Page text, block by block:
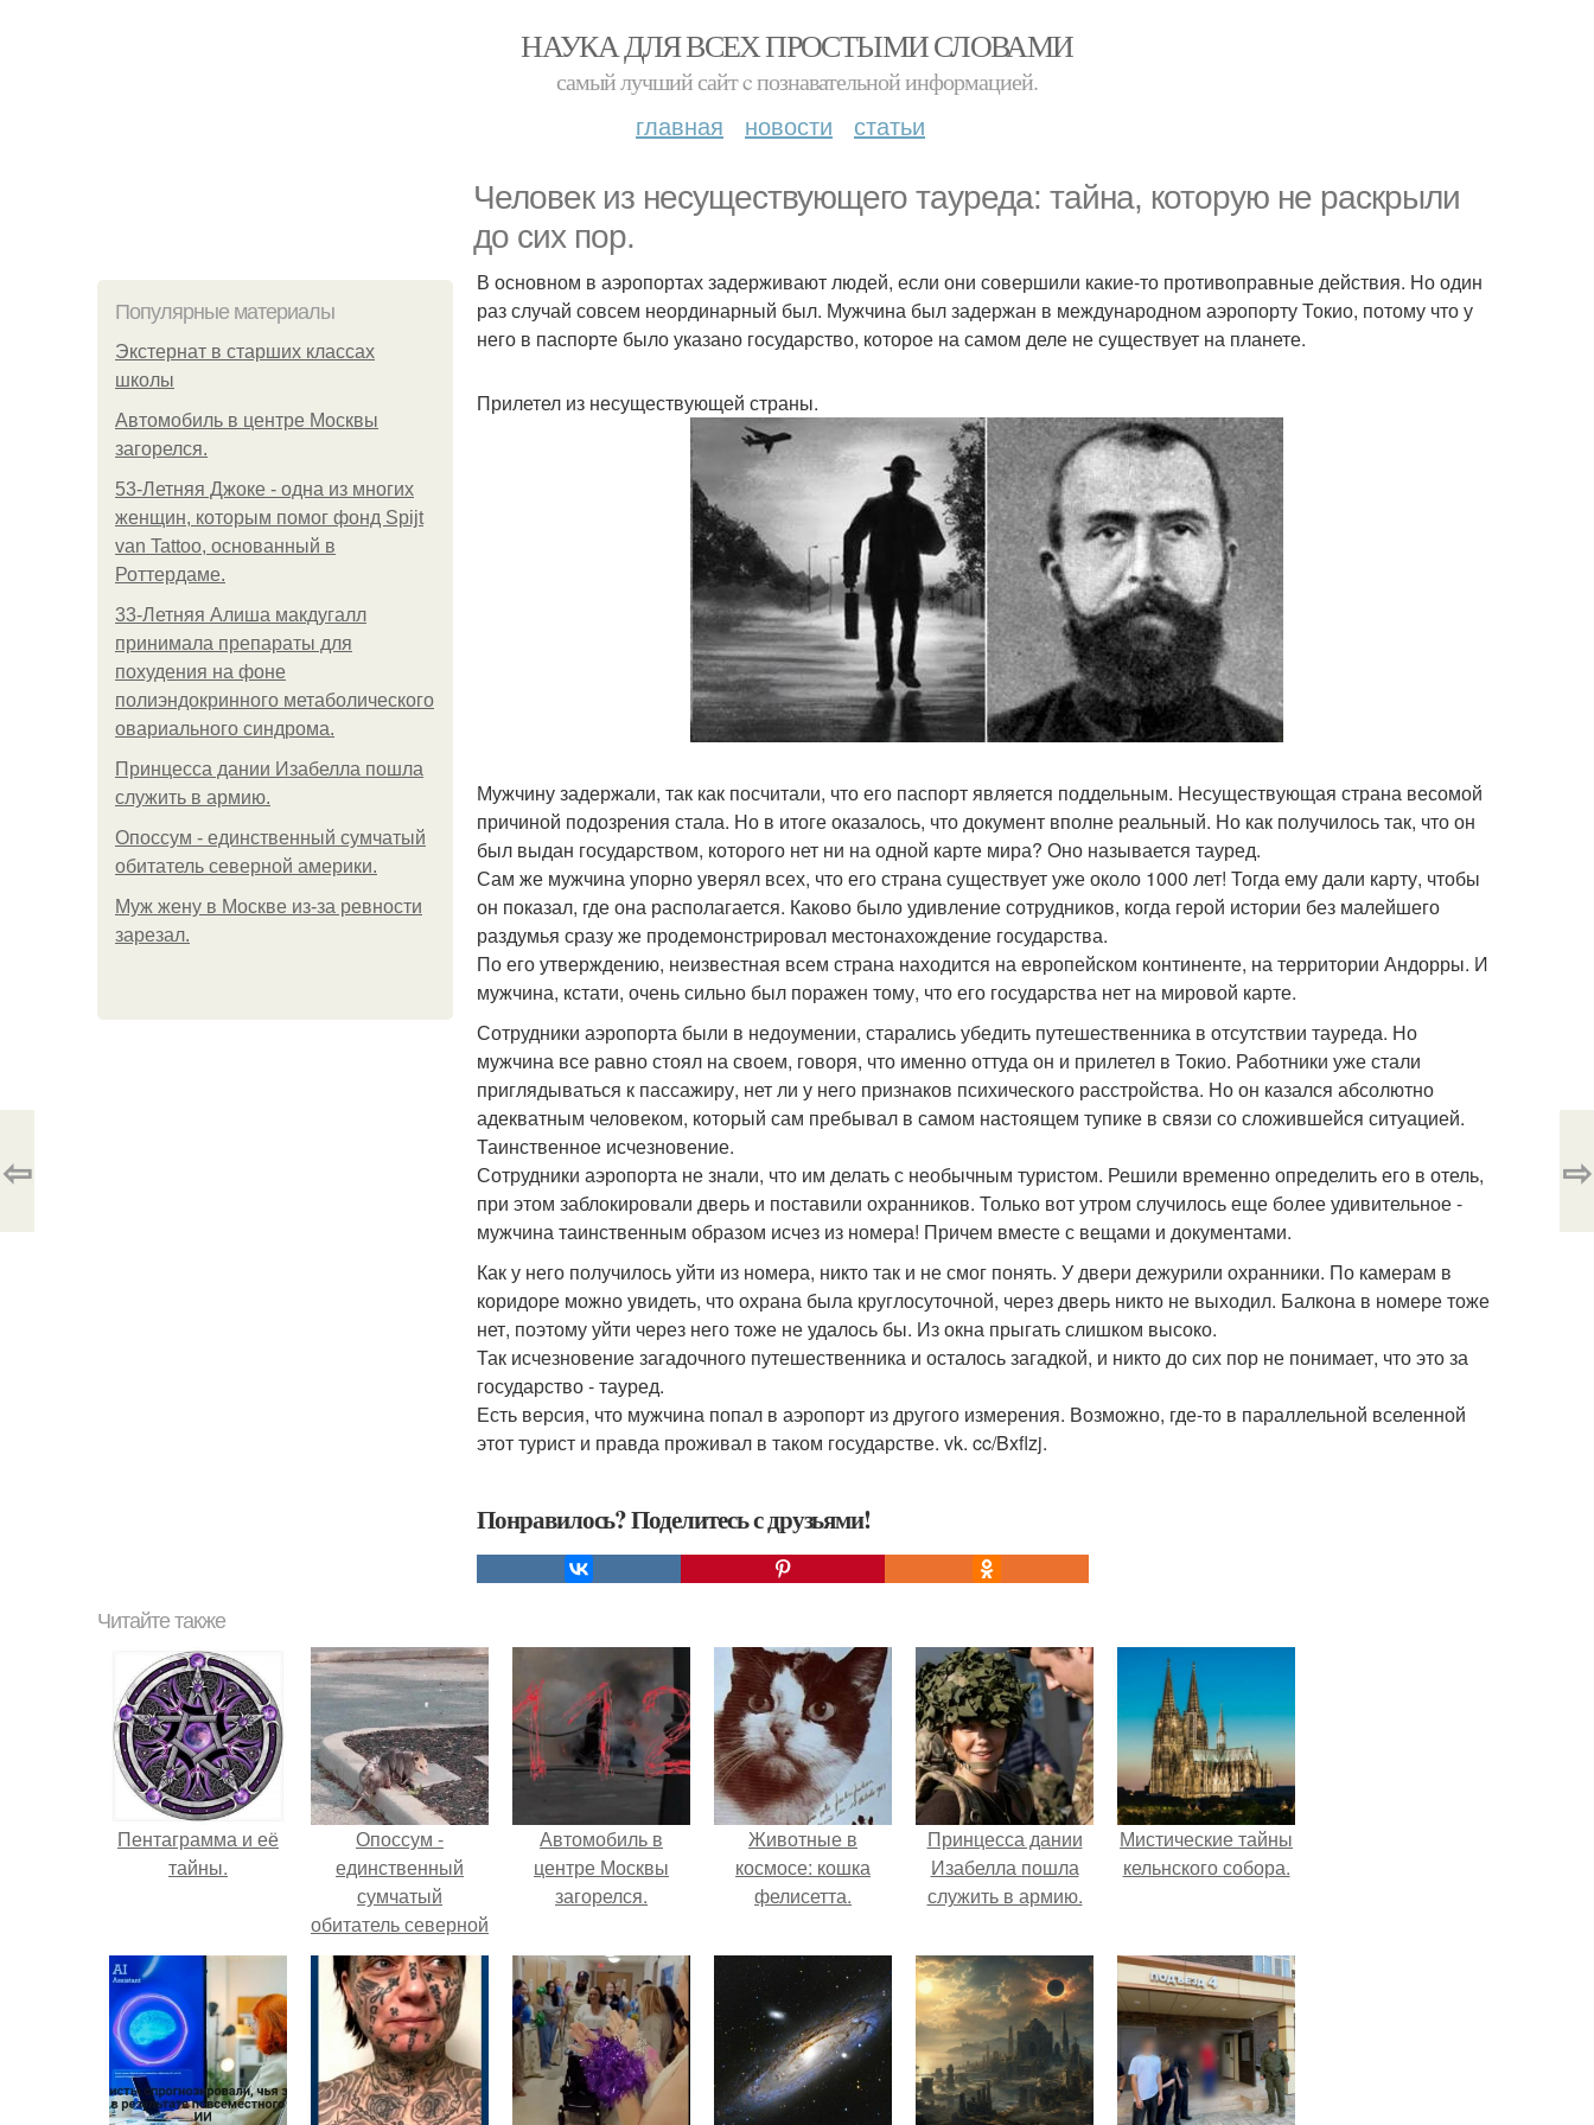
НАУКА ДЛЯ ВСЕХ ПРОСТЫМИ СЛОВАМИ
самый лучший сайт c познавательной информацией.
главная новости статьи
Человек из несуществующего тауреда: тайна, которую не раскрыли
до сих пор.
Популярные материалы
Экстернат в старших классах
школы
Автомобиль в центре Москвы
загорелся.
53-Летняя Джоке - одна из многих
женщин, которым помог фонд Spijt
van Tattoo, основанный в
Роттердаме.
33-Летняя Алиша макдугалл
принимала препараты для
похудения на фоне
полиэндокринного метаболического
овариального синдрома.
Принцесса дании Изабелла пошла
служить в армию.
Опоссум - единственный сумчатый
обитатель северной америки.
Mуж жену в Москве из-за ревности
зарезал.
В основном в аэропортах задерживают людей, если они совершили какие-то противоправные действия. Но один
раз случай совсем неординарный был. Мужчина был задержан в международном аэропорту Токио, потому что у
него в паспорте было указано государство, которое на самом деле не существует на планете.
Прилетел из несуществующей страны.
Мужчину задержали, так как посчитали, что его паспорт является поддельным. Несуществующая страна весомой
причиной подозрения стала. Но в итоге оказалось, что документ вполне реальный. Но как получилось так, что он
был выдан государством, которого нет ни на одной карте мира? Оно называется тауред.
Сам же мужчина упорно уверял всех, что его страна существует уже около 1000 лет! Тогда ему дали карту, чтобы
он показал, где она располагается. Каково было удивление сотрудников, когда герой истории без малейшего
раздумья сразу же продемонстрировал местонахождение государства.
По его утверждению, неизвестная всем страна находится на европейском континенте, на территории Андорры. И
мужчина, кстати, очень сильно был поражен тому, что его государства нет на мировой карте.
Сотрудники аэропорта были в недоумении, старались убедить путешественника в отсутствии тауреда. Но
мужчина все равно стоял на своем, говоря, что именно оттуда он и прилетел в Токио. Работники уже стали
приглядываться к пассажиру, нет ли у него признаков психического расстройства. Но он казался абсолютно
адекватным человеком, который сам пребывал в самом настоящем тупике в связи со сложившейся ситуацией.
Таинственное исчезновение.
Сотрудники аэропорта не знали, что им делать с необычным туристом. Решили временно определить его в отель,
при этом заблокировали дверь и поставили охранников. Только вот утром случилось еще более удивительное -
мужчина таинственным образом исчез из номера! Причем вместе с вещами и документами.
Как у него получилось уйти из номера, никто так и не смог понять. У двери дежурили охранники. По камерам в
коридоре можно увидеть, что охрана была круглосуточной, через дверь никто не выходил. Балкона в номере тоже
нет, поэтому уйти через него тоже не удалось бы. Из окна прыгать слишком высоко.
Так исчезновение загадочного путешественника и осталось загадкой, и никто до сих пор не понимает, что это за
государство - тауред.
Есть версия, что мужчина попал в аэропорт из другого измерения. Возможно, где-то в параллельной вселенной
этот турист и правда проживал в таком государстве. vk. cc/Bxflzj.
Понравилось? Поделитесь с друзьями!
⇦ ⇨
Читайте также
Пентаграмма и её
тайны.
Опоссум -
единственный
сумчатый
обитатель северной
америки.
Автомобиль в
центре Москвы
загорелся.
Животные в
космосе: кошка
фелисетта.
Принцесса дании
Изабелла пошла
служить в армию.
Мистические тайны
кельнского собора.